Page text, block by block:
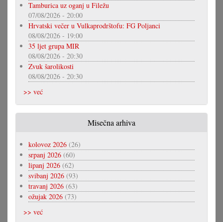
Tamburica uz oganj u Filežu
07/08/2026 - 20:00
Hrvatski večer u Vulkaprodrštofu: FG Poljanci
08/08/2026 - 19:00
35 ljet grupa MIR
08/08/2026 - 20:30
Zvuk šarolikosti
08/08/2026 - 20:30
>> već
Misečna arhiva
kolovoz 2026 (26)
srpanj 2026 (60)
lipanj 2026 (62)
svibanj 2026 (93)
travanj 2026 (63)
ožujak 2026 (73)
>> već